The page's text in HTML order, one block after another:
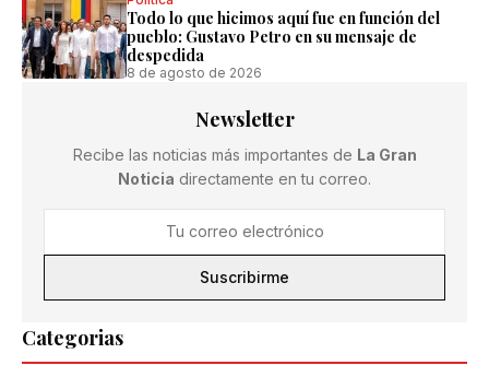
Todo lo que hicimos aquí fue en función del
pueblo: Gustavo Petro en su mensaje de
despedida
8 de agosto de 2026
Categorias
Newsletter
Recibe las noticias más importantes de La Gran
Noticia directamente en tu correo.
Suscribirme